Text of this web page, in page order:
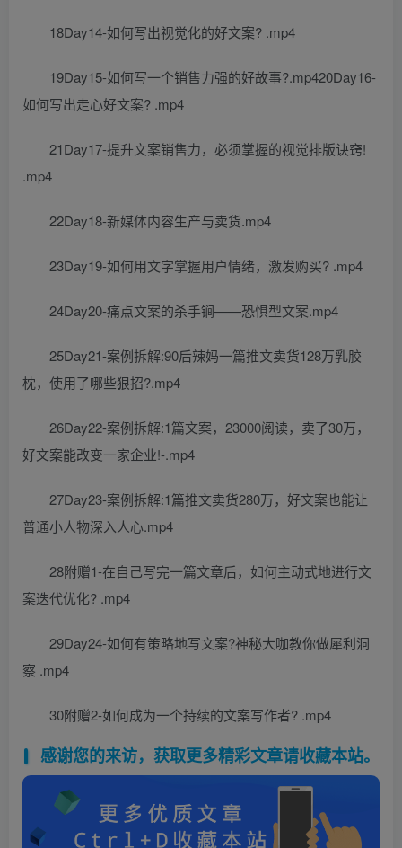
18Day14-如何写出视觉化的好文案? .mp4
19Day15-如何写一个销售力强的好故事?.mp420Day16-
如何写出走心好文案? .mp4
21Day17-提升文案销售力，必须掌握的视觉排版诀窍!
.mp4
22Day18-新媒体内容生产与卖货.mp4
23Day19-如何用文字掌握用户情绪，激发购买? .mp4
24Day20-痛点文案的杀手锏——恐惧型文案.mp4
25Day21-案例拆解:90后辣妈一篇推文卖货128万乳胶
枕，使用了哪些狠招?.mp4
26Day22-案例拆解:1篇文案，23000阅读，卖了30万，
好文案能改变一家企业!-.mp4
27Day23-案例拆解:1篇推文卖货280万，好文案也能让
普通小人物深入人心.mp4
28附赠1-在自己写完一篇文章后，如何主动式地进行文
案迭代优化? .mp4
29Day24-如何有策略地写文案?神秘大咖教你做犀利洞
察 .mp4
30附赠2-如何成为一个持续的文案写作者? .mp4
感谢您的来访，获取更多精彩文章请收藏本站。